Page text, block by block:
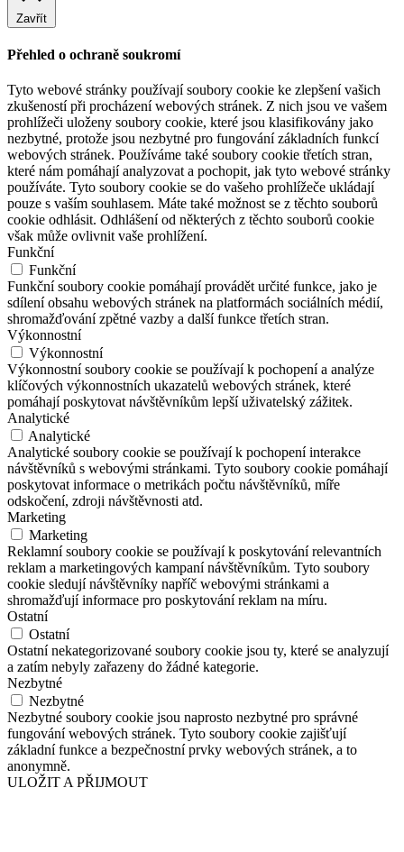
Zavřít
Přehled o ochraně soukromí
Tyto webové stránky používají soubory cookie ke zlepšení vašich
zkušeností při procházení webových stránek. Z nich jsou ve vašem
prohlížeči uloženy soubory cookie, které jsou klasifikovány jako
nezbytné, protože jsou nezbytné pro fungování základních funkcí
webových stránek. Používáme také soubory cookie třetích stran,
které nám pomáhají analyzovat a pochopit, jak tyto webové stránky
používáte. Tyto soubory cookie se do vašeho prohlížeče ukládají
pouze s vaším souhlasem. Máte také možnost se z těchto souborů
cookie odhlásit. Odhlášení od některých z těchto souborů cookie
však může ovlivnit vaše prohlížení.
Funkční
Funkční
Funkční soubory cookie pomáhají provádět určité funkce, jako je
sdílení obsahu webových stránek na platformách sociálních médií,
shromažďování zpětné vazby a další funkce třetích stran.
Výkonnostní
Výkonnostní
Výkonnostní soubory cookie se používají k pochopení a analýze
klíčových výkonnostních ukazatelů webových stránek, které
pomáhají poskytovat návštěvníkům lepší uživatelský zážitek.
Analytické
Analytické
Analytické soubory cookie se používají k pochopení interakce
návštěvníků s webovými stránkami. Tyto soubory cookie pomáhají
poskytovat informace o metrikách počtu návštěvníků, míře
odskočení, zdroji návštěvnosti atd.
Marketing
Marketing
Reklamní soubory cookie se používají k poskytování relevantních
reklam a marketingových kampaní návštěvníkům. Tyto soubory
cookie sledují návštěvníky napříč webovými stránkami a
shromažďují informace pro poskytování reklam na míru.
Ostatní
Ostatní
Ostatní nekategorizované soubory cookie jsou ty, které se analyzují
a zatím nebyly zařazeny do žádné kategorie.
Nezbytné
Nezbytné
Nezbytné soubory cookie jsou naprosto nezbytné pro správné
fungování webových stránek. Tyto soubory cookie zajišťují
základní funkce a bezpečnostní prvky webových stránek, a to
anonymně.
ULOŽIT A PŘIJMOUT